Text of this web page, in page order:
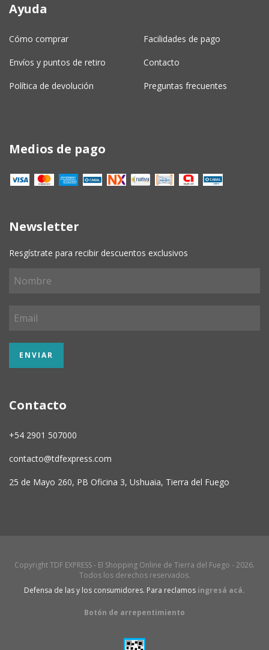
Ayuda
Cómo comprar Facilidades de pago
Envíos y puntos de retiro Contacto
Política de devolución Preguntas frecuentes
Medios de pago
Newsletter
Resgístrate para recibir descuentos exclusivos
Contacto
+54 2901 507000
contacto@tdfexpress.com
25 de Mayo 260, PB Oficina 3, Ushuaia, Tierra del Fuego
Copyright TDF EXPRESS - El Shopping Online de Tierra del Fuego - 2026.
Todos los derechos reservados.
Defensa de las y los consumidores. Para reclamos ingresá acá.
Botón de arrepentimiento